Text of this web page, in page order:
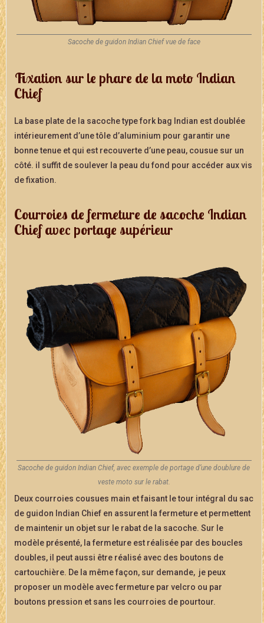
Sacoche de guidon Indian Chief vue de face
Fixation sur le phare de la moto Indian
Chief
La base plate de la sacoche type fork bag Indian est doublée
intérieurement d’une tôle d’aluminium pour garantir une
bonne tenue et qui est recouverte d’une peau, cousue sur un
côté. il suffit de soulever la peau du fond pour accéder aux vis
de fixation.
Courroies de fermeture de sacoche Indian
Chief avec portage supérieur
Sacoche de guidon Indian Chief, avec exemple de portage d’une doublure de
veste moto sur le rabat.
Deux courroies cousues main et faisant le tour intégral du sac
de guidon Indian Chief en assurent la fermeture et permettent
de maintenir un objet sur le rabat de la sacoche. Sur le
modèle présenté, la fermeture est réalisée par des boucles
doubles, il peut aussi être réalisé avec des boutons de
cartouchière. De la même façon, sur demande, je peux
proposer un modèle avec fermeture par velcro ou par
boutons pression et sans les courroies de pourtour.